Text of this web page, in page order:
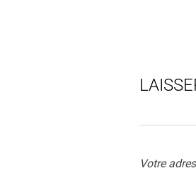
Votre